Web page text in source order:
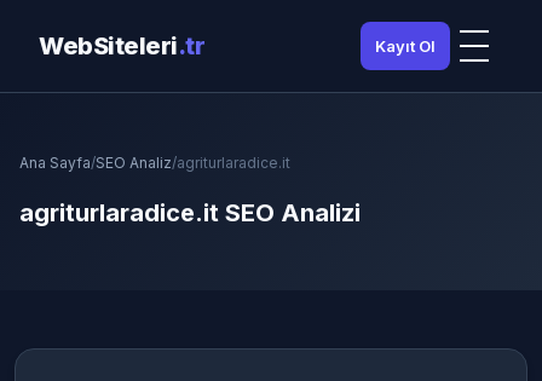
WebSiteleri.tr Kayıt Ol
Ana Sayfa/SEO Analiz/agriturlaradice.it
agriturlaradice.it SEO Analizi